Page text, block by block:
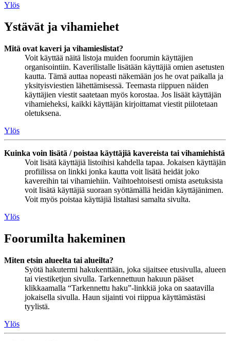
Ylös
Ystävät ja vihamiehet
Mitä ovat kaveri ja vihamieslistat?
Voit käyttää näitä listoja muiden foorumin käyttäjien
organisointiin. Kaverilistalle lisätään käyttäjiä omien asetusten
kautta. Tämä auttaa nopeasti näkemään jos he ovat paikalla ja
yksityisviestien lähettämisessä. Teemasta riippuen näiden
käyttäjien viestit saatetaan myös korostaa. Jos lisäät käyttäjän
vihamieheksi, kaikki käyttäjän kirjoittamat viestit piilotetaan
oletuksena.
Ylös
Kuinka voin lisätä / poistaa käyttäjiä kavereista tai vihamiehistä
Voit lisätä käyttäjiä listoihisi kahdella tapaa. Jokaisen käyttäjän
profiilissa on linkki jonka kautta voit lisätä heidät joko
kavereihin tai vihamiehiin. Vaihtoehtoisesti omista asetuksista
voit lisätä käyttäjiä suoraan syöttämällä heidän käyttäjänimen.
Voit myös poistaa käyttäjiä listaltasi samalta sivulta.
Ylös
Foorumilta hakeminen
Miten etsin alueelta tai alueilta?
Syötä hakutermi hakukenttään, joka sijaitsee etusivulla, alueen
tai viestiketjun sivulla. Tarkennettuun hakuun pääset
klikkaamalla “Tarkennettu haku”-linkkiä joka on saatavilla
jokaisella sivulla. Haun sijainti voi riippua käyttämästäsi
tyylistä.
Ylös